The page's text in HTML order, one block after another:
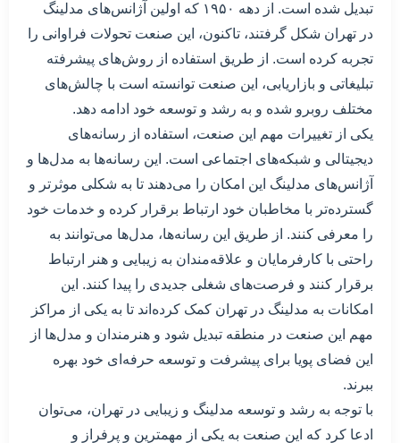
تبدیل شده است. از دهه ۱۹۵۰ که اولین آژانس‌های مدلینگ
در تهران شکل گرفتند، تاکنون، این صنعت تحولات فراوانی را
تجربه کرده است. از طریق استفاده از روش‌های پیشرفته
تبلیغاتی و بازاریابی، این صنعت توانسته است با چالش‌های
مختلف روبرو شده و به رشد و توسعه خود ادامه دهد.
یکی از تغییرات مهم این صنعت، استفاده از رسانه‌های
دیجیتالی و شبکه‌های اجتماعی است. این رسانه‌ها به مدل‌ها و
آژانس‌های مدلینگ این امکان را می‌دهند تا به شکلی موثرتر و
گسترده‌تر با مخاطبان خود ارتباط برقرار کرده و خدمات خود
را معرفی کنند. از طریق این رسانه‌ها، مدل‌ها می‌توانند به
راحتی با کارفرمایان و علاقه‌مندان به زیبایی و هنر ارتباط
برقرار کنند و فرصت‌های شغلی جدیدی را پیدا کنند. این
امکانات به مدلینگ در تهران کمک کرده‌اند تا به یکی از مراکز
مهم این صنعت در منطقه تبدیل شود و هنرمندان و مدل‌ها از
این فضای پویا برای پیشرفت و توسعه حرفه‌ای خود بهره
ببرند.
با توجه به رشد و توسعه مدلینگ و زیبایی در تهران، می‌توان
ادعا کرد که این صنعت به یکی از مهمترین و پرفراز و